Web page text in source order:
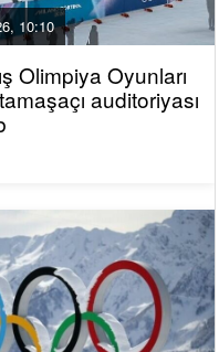
10:10
Olimpiya Oyunları
auditoriyası